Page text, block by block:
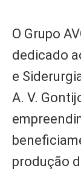
O Grupo
dedicado
e
A. V.
produção